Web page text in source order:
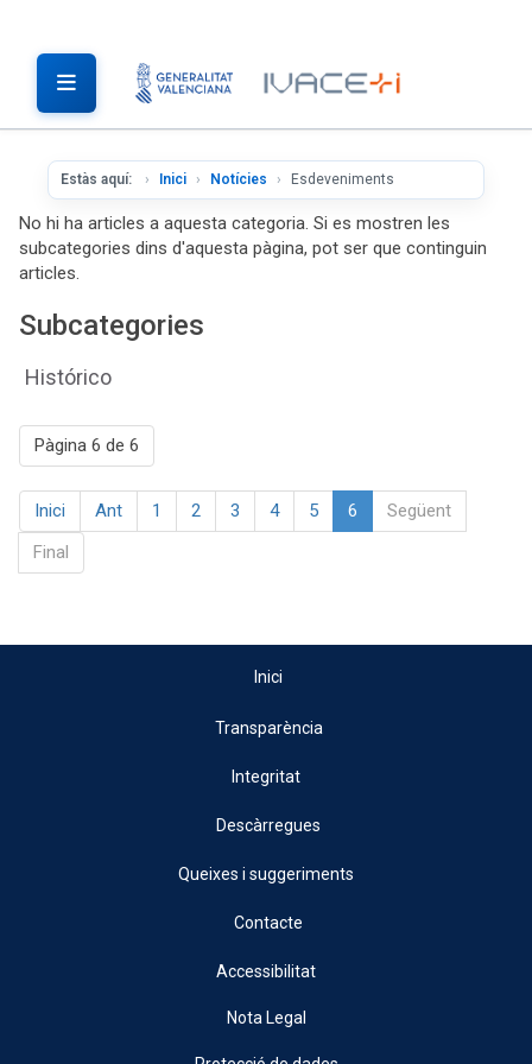
Estàs aquí: Inici Notícies Esdeveniments
No hi ha articles a aquesta categoria. Si es mostren les
subcategories dins d'aquesta pàgina, pot ser que continguin
articles.
Subcategories
Histórico
Pàgina 6 de 6
Inici Ant 1 2 3 4 5 6
Següent
Final
Inici
Transparència
Integritat
Descàrregues
Queixes i suggeriments
Contacte
Accessibilitat
Nota Legal